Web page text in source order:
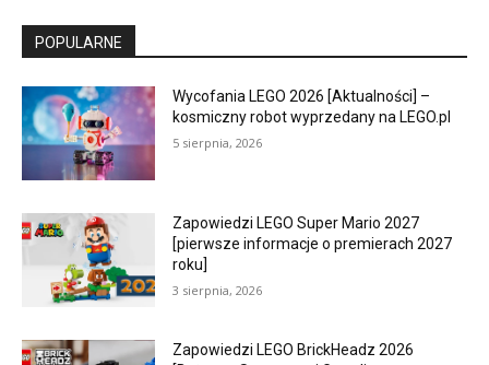
POPULARNE
Wycofania LEGO 2026 [Aktualności] –
kosmiczny robot wyprzedany na LEGO.pl
5 sierpnia, 2026
Zapowiedzi LEGO Super Mario 2027
[pierwsze informacje o premierach 2027
roku]
3 sierpnia, 2026
Zapowiedzi LEGO BrickHeadz 2026